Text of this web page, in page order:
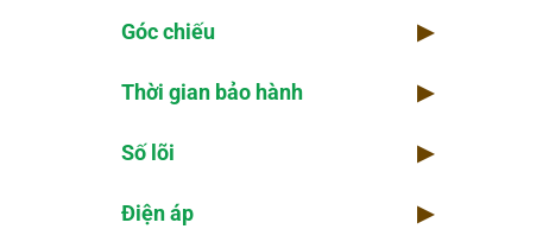
Góc chiếu ▶
Thời gian bảo hành ▶
Số lõi ▶
Điện áp ▶